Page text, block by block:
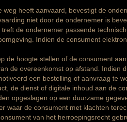
heeft aanvaard, bevestigt de
niet door de ondernemer is
de ondernemer passende
Indien de consument
de hoogte stellen of de consument
de overeenkomst op afstand.
een bestelling of aanvraag te
de dienst of digitale inhoud aan de
opgeslagen op een duurzame
waar de consument met klachten
van het herroepingsrecht